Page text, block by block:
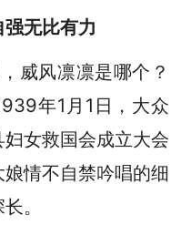
无比有力
威风凛凛是哪个？
年1月1日，大众
女救国会成立大会
情不自禁吟唱的细
。